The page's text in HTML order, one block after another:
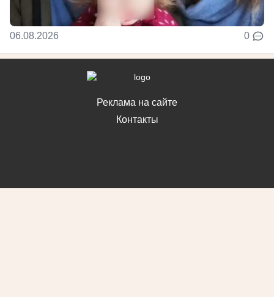
06.08.2026 0
Реклама на сайте
Контакты